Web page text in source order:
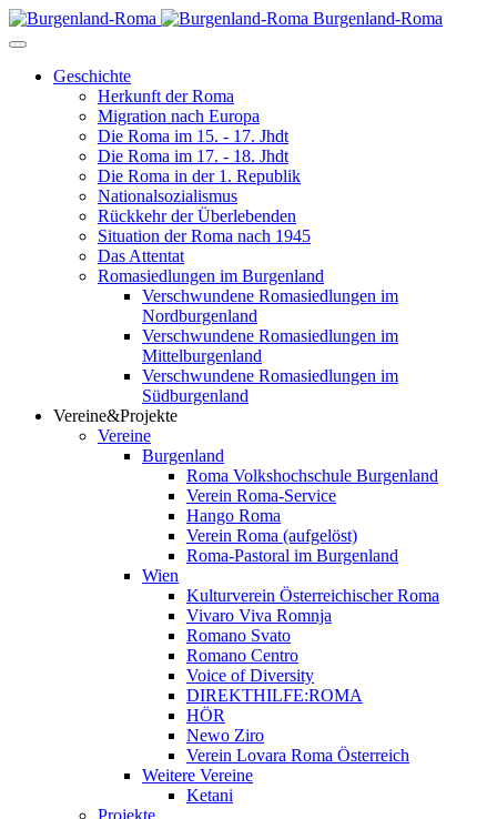
Burgenland-Roma
Geschichte
Herkunft der Roma
Migration nach Europa
Die Roma im 15. - 17. Jhdt
Die Roma im 17. - 18. Jhdt
Die Roma in der 1. Republik
Nationalsozialismus
Rückkehr der Überlebenden
Situation der Roma nach 1945
Das Attentat
Romasiedlungen im Burgenland
Verschwundene Romasiedlungen im
Nordburgenland
Verschwundene Romasiedlungen im
Mittelburgenland
Verschwundene Romasiedlungen im
Südburgenland
Vereine&Projekte
Vereine
Burgenland
Roma Volkshochschule Burgenland
Verein Roma-Service
Hango Roma
Verein Roma (aufgelöst)
Roma-Pastoral im Burgenland
Wien
Kulturverein Österreichischer Roma
Vivaro Viva Romnja
Romano Svato
Romano Centro
Voice of Diversity
DIREKTHILFE:ROMA
HÖR
Newo Ziro
Verein Lovara Roma Österreich
Weitere Vereine
Ketani
Projekte